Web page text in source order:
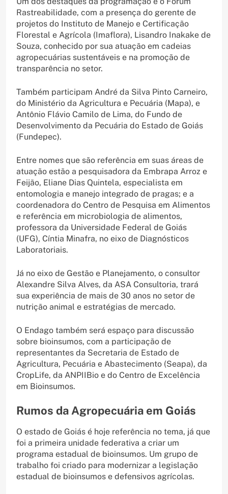
Rastreabilidade, com a presença do gerente de
projetos do Instituto de Manejo e Certificação
Florestal e Agrícola (Imaflora), Lisandro Inakake de
Souza, conhecido por sua atuação em cadeias
agropecuárias sustentáveis e na promoção de
transparência no setor.
Também participam André da Silva Pinto Carneiro,
do Ministério da Agricultura e Pecuária (Mapa), e
Antônio Flávio Camilo de Lima, do Fundo de
Desenvolvimento da Pecuária do Estado de Goiás
(Fundepec).
Entre nomes que são referência em suas áreas de
atuação estão a pesquisadora da Embrapa Arroz e
Feijão, Eliane Dias Quintela, especialista em
entomologia e manejo integrado de pragas; e a
coordenadora do Centro de Pesquisa em Alimentos
e referência em microbiologia de alimentos,
professora da Universidade Federal de Goiás
(UFG), Cíntia Minafra, no eixo de Diagnósticos
Laboratoriais.
Já no eixo de Gestão e Planejamento, o consultor
Alexandre Silva Alves, da ASA Consultoria, trará
sua experiência de mais de 30 anos no setor de
nutrição animal e estratégias de mercado.
O Endago também será espaço para discussão
sobre bioinsumos, com a participação de
representantes da Secretaria de Estado de
Agricultura, Pecuária e Abastecimento (Seapa), da
CropLife, da ANPIIBio e do Centro de Excelência
em Bioinsumos.
Rumos da Agropecuária em Goiás
O estado de Goiás é hoje referência no tema, já que
foi a primeira unidade federativa a criar um
programa estadual de bioinsumos. Um grupo de
trabalho foi criado para modernizar a legislação
estadual de bioinsumos e defensivos agrícolas.